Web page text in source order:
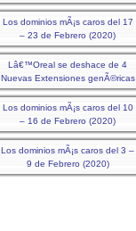
Los dominios mÃ¡s caros del 17
– 23 de Febrero (2020)
Lâ€™Oreal se deshace de 4
Nuevas Extensiones genÃ©ricas
Los dominios mÃ¡s caros del 10
– 16 de Febrero (2020)
Los dominios mÃ¡s caros del 3 –
9 de Febrero (2020)